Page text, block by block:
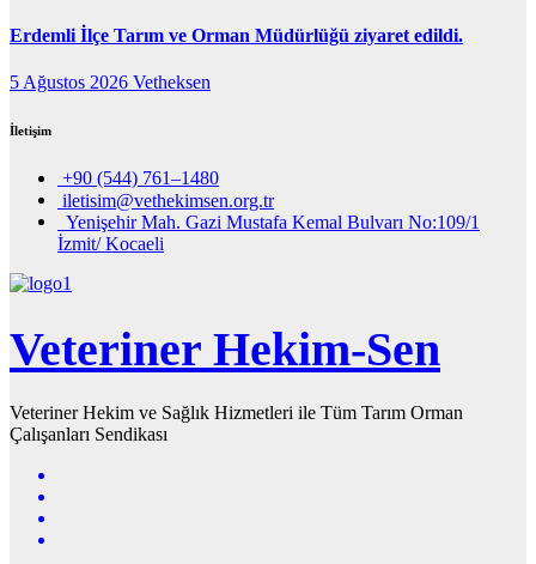
Erdemli İlçe Tarım ve Orman Müdürlüğü ziyaret edildi.
5 Ağustos 2026 Vetheksen
İletişim
+90 (544) 761–1480
iletisim@vethekimsen.org.tr
Yenişehir Mah. Gazi Mustafa Kemal Bulvarı No:109/1
İzmit/ Kocaeli
Veteriner Hekim-Sen
Veteriner Hekim ve Sağlık Hizmetleri ile Tüm Tarım Orman
Çalışanları Sendikası